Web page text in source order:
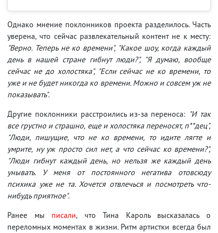
Однако мнение поклонников проекта разделилось. Часть
уверена, что сейчас развлекательный контент не к месту:
"Верно. Теперь не ко времени", "Какое шоу, когда каждый
день в нашей стране гибнут люди?", "Я думаю, вообще
сейчас не до холостяка", "Если сейчас не ко времени, то
уже и не будет никогда ко времени. Можно и совсем уж не
показывать".
Другие поклонники расстроились из-за переноса: "И так
все грустно и страшно, еще и холостяка переносят, п**дец",
"Люди, пишущие, что не ко времени, то идите лягте и
умрите, ну уж просто сил нет, а что сейчас ко времени?",
"Люди гибнут каждый день, но нельзя же каждый день
унывать. У меня от постоянного негатива отовсюду
психика уже не та. Хочется отвлечься и посмотреть что-
нибудь приятное".
Ранее мы писали, что Тина Кароль высказалась о
переломных моментах в жизни. Ритм артистки всегда был